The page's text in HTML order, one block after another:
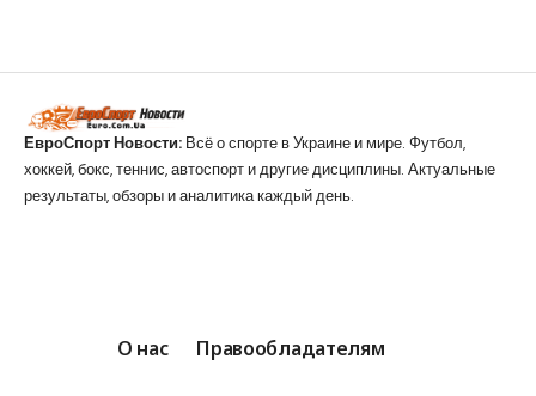
ЕвроСпорт Новости: Всё о спорте в Украине и мире. Футбол,
хоккей, бокс, теннис, автоспорт и другие дисциплины. Актуальные
результаты, обзоры и аналитика каждый день.
О нас Правообладателям